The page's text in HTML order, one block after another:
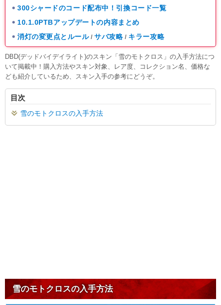
300シャードのコード配布中！引換コード一覧
10.1.0PTBアップデートの内容まとめ
消灯の変更点とルール / サバ攻略 / キラー攻略
DBD(デッドバイデイライト)のスキン「雪のモトクロス」の入手方法につ
いて掲載中！購入方法やスキン対象、レア度、コレクション名、価格な
ども紹介しているため、スキン入手の参考にどうぞ。
目次
雪のモトクロスの入手方法
雪のモトクロスの入手方法